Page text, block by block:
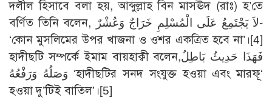
দলীল হিসাবে বলা হয়, আব্দুল্লাহ বিন মাসঊদ (রাঃ) হ’তে
বর্ণিত তিনি বলেন, لاَ يَجْتَمِعُ عَلَى الْمُسْلِمِ خَرَاجٌ وَعُشْرٌ-
‘কোন মুসলিমের উপর খাজনা ও ওশর একত্রিত হবে না’।[4]
হাদীছটি সম্পর্কে ইমাম বায়হাক্বী বলেন,فَهَذَا حَدِيثٌ بَاطِلٌ
وَصَلُهُ وَرَفْعُهُ ‘হাদীছটির সনদ সংযুক্ত হওয়া এবং মারফূ‘
হওয়া দু’টিই বাতিল’।[5]